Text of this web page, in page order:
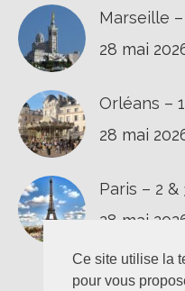
Ce site utilise la
pour vous
Marseille
28 mai
Orléans –
28 mai
Paris – 2
28 mai